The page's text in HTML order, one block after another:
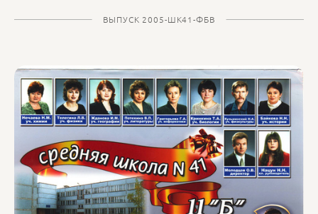
ВЫПУСК 2005-ШК41-ФБВ